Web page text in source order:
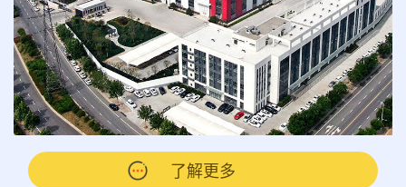
了解更多